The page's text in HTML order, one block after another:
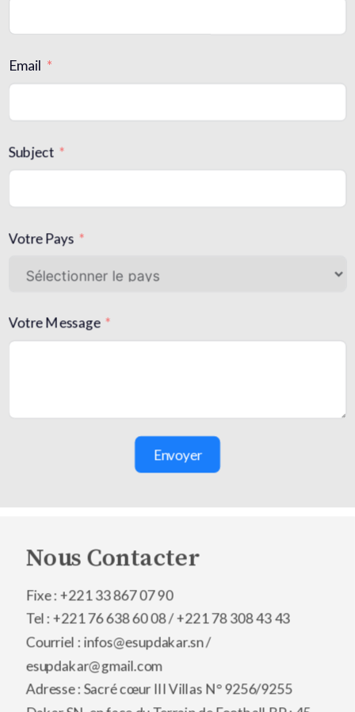
Email
Subject
Votre Pays
Votre Message
Envoyer
Nous Contacter
Fixe : +221 33 867 07 90
Tel : +221 76 638 60 08 /+221 78 308 43 43
Courriel : infos@esupdakar.sn /
esupdakar@gmail.com
Adresse : Sacré cœur III Villas N° 9256/9255